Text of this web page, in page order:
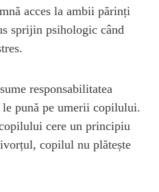
acces la ambii părinți
sprijin psihologic când
responsabilitatea
pună pe umerii copilului.
cere un principiu
copilul nu plătește